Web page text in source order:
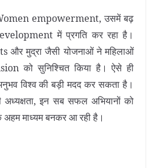
empowerment, उसमें बढ़
में प्रगति कर रहा है।
और मुद्रा जैसी योजनाओं ने महिलाओं
को सुनिश्चित किया है। ऐसे ही
अनुभव विश्व की बड़ी मदद कर सकता है।
इन सब सफल अभियानों को
माध्यम बनकर आ रही है।